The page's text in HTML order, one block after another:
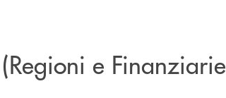
e Finanziarie